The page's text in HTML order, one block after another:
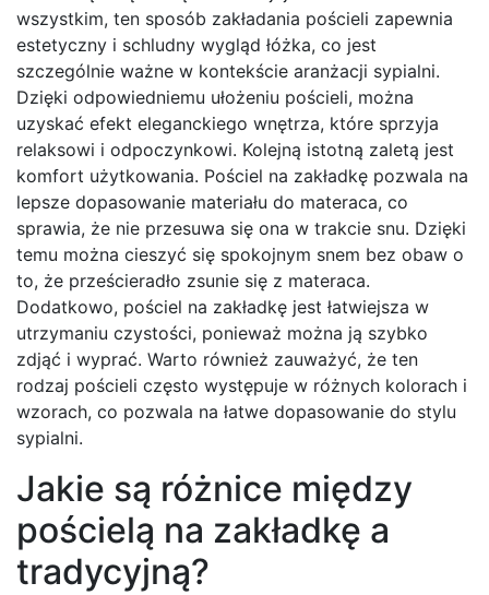
wszystkim, ten sposób zakładania pościeli zapewnia
estetyczny i schludny wygląd łóżka, co jest
szczególnie ważne w kontekście aranżacji sypialni.
Dzięki odpowiedniemu ułożeniu pościeli, można
uzyskać efekt eleganckiego wnętrza, które sprzyja
relaksowi i odpoczynkowi. Kolejną istotną zaletą jest
komfort użytkowania. Pościel na zakładkę pozwala na
lepsze dopasowanie materiału do materaca, co
sprawia, że nie przesuwa się ona w trakcie snu. Dzięki
temu można cieszyć się spokojnym snem bez obaw o
to, że prześcieradło zsunie się z materaca.
Dodatkowo, pościel na zakładkę jest łatwiejsza w
utrzymaniu czystości, ponieważ można ją szybko
zdjąć i wyprać. Warto również zauważyć, że ten
rodzaj pościeli często występuje w różnych kolorach i
wzorach, co pozwala na łatwe dopasowanie do stylu
sypialni.
Jakie są różnice między
pościelą na zakładkę a
tradycyjną?